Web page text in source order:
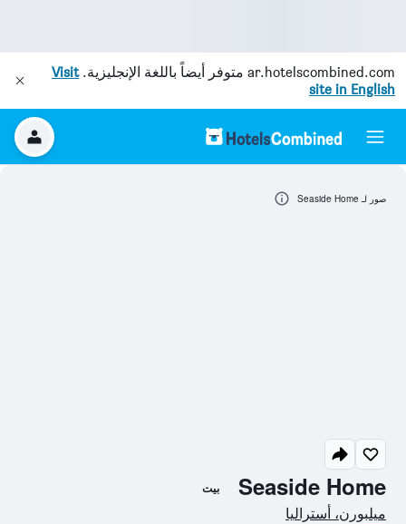
ar.hotelscombined.com متوفر أيضاً باللغة الإنجليزية.Visit
site in English
Seaside Home بيت
تقييم فئة 0
ميلبورن، أستراليا
صور لـ Seaside Home